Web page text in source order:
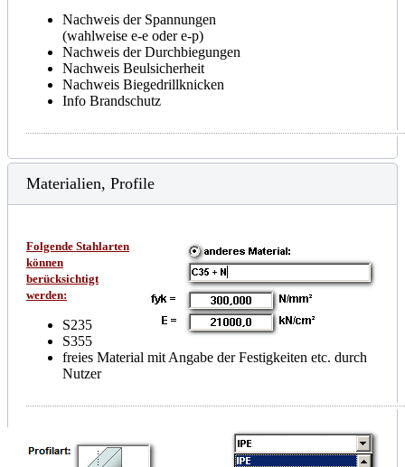
Nachweis der Spannungen
(wahlweise e-e oder e-p)
Nachweis der Durchbiegungen
Nachweis Beulsicherheit
Nachweis Biegedrillknicken
Info Brandschutz
Materialien, Profile
Folgende Stahlarten
können
berücksichtigt
werden:
S235
S355
freies Material mit Angabe der Festigkeiten etc. durch
Nutzer